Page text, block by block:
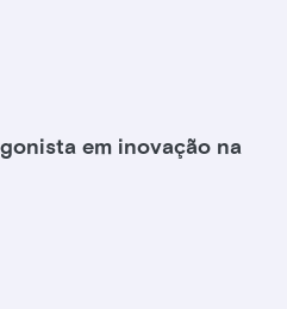
em inovação na